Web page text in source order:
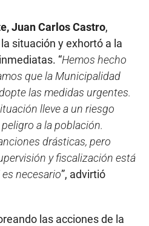
Juan Carlos Castro,
situación y exhortó a la
“Hemos hecho
que la Municipalidad
las medidas urgentes.
lleve a un riesgo
a la población.
drásticas, pero
y fiscalización está
necesario”, advirtió
las acciones de la